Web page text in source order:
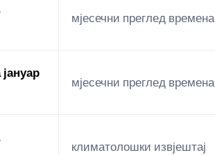
мјесечни преглед времена
мјесечни преглед времена
климатолошки извјештај